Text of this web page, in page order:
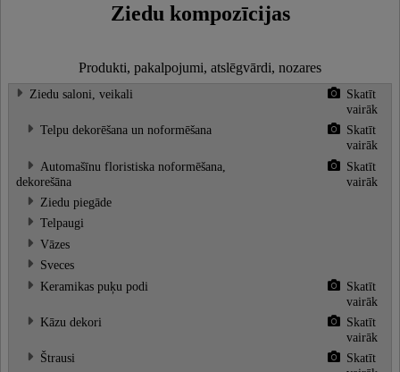
Ziedu kompozīcijas
Produkti, pakalpojumi, atslēgvārdi, nozares
Ziedu saloni, veikali
Skatīt
vairāk
Telpu dekorēšana un noformēšana
Skatīt
vairāk
Automašīnu floristiska noformēšana,
dekorešāna
Skatīt
vairāk
Ziedu piegāde
Telpaugi
Vāzes
Sveces
Keramikas puķu podi
Skatīt
vairāk
Kāzu dekori
Skatīt
vairāk
Štrausi
Skatīt